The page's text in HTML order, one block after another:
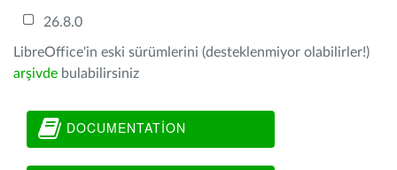
26.8.0
LibreOffice'in eski sürümlerini (desteklenmiyor olabilirler!)
arşivde bulabilirsiniz
DOCUMENTATION